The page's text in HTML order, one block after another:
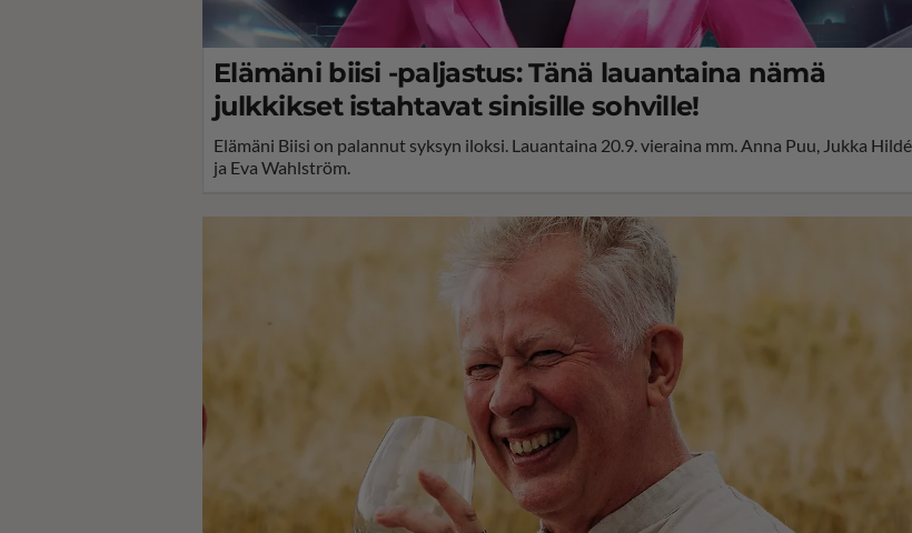
Elämäni biisi -paljastus: Tänä lauantaina nämä
julkkikset istahtavat sinisille sohville!
Elämäni Biisi on palannut syksyn iloksi. Lauantaina 20.9. vieraina mm. Anna Puu, Jukka
ja Eva Wahlström.